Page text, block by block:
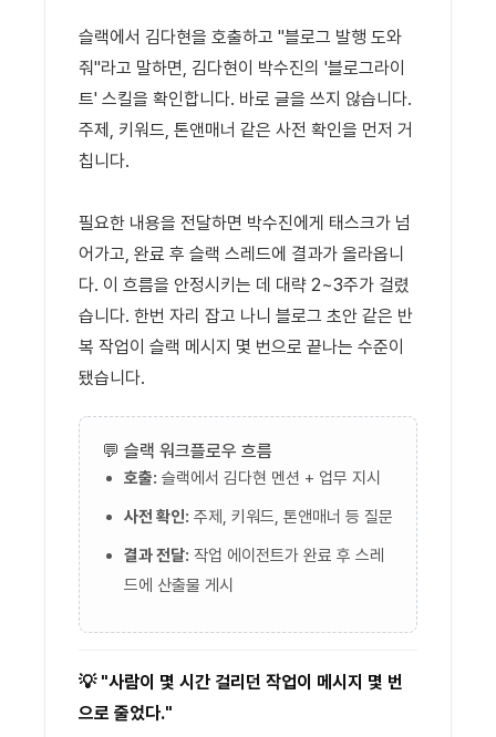
슬랙에서 김다현을 호출하고 "블로그 발행 도와
줘"라고 말하면, 김다현이 박수진의 '블로그라이
트' 스킬을 확인합니다. 바로 글을 쓰지 않습니다.
주제, 키워드, 톤앤매너 같은 사전 확인을 먼저 거
칩니다.
필요한 내용을 전달하면 박수진에게 태스크가 넘
어가고, 완료 후 슬랙 스레드에 결과가 올라옵니
다. 이 흐름을 안정시키는 데 대략 2~3주가 걸렸
습니다. 한번 자리 잡고 나니 블로그 초안 같은 반
복 작업이 슬랙 메시지 몇 번으로 끝나는 수준이
됐습니다.
💬 슬랙 워크플로우 흐름
호출: 슬랙에서 김다현 멘션 + 업무 지시
사전 확인: 주제, 키워드, 톤앤매너 등 질문
결과 전달: 작업 에이전트가 완료 후 스레
드에 산출물 게시
💡 "사람이 몇 시간 걸리던 작업이 메시지 몇 번
으로 줄었다."